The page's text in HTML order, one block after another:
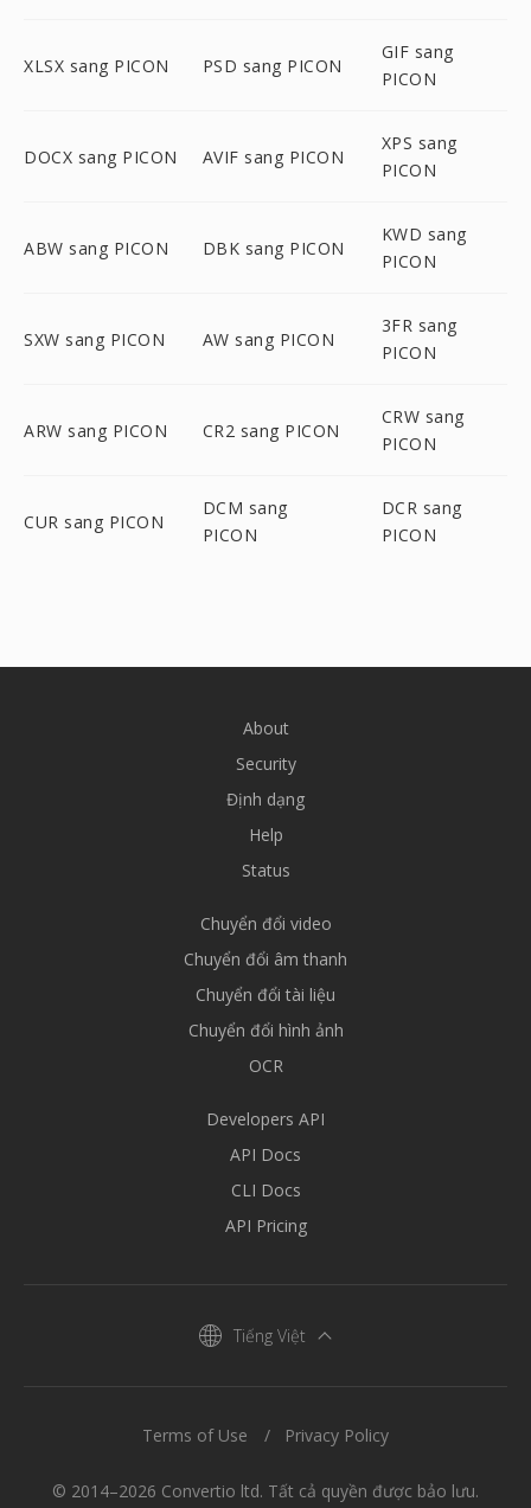
XLSX sang PICON PSD sang PICON
GIF sang
PICON
DOCX sang PICON AVIF sang PICON
XPS sang
PICON
ABW sang PICON DBK sang PICON
KWD sang
PICON
SXW sang PICON AW sang PICON
3FR sang
PICON
ARW sang PICON CR2 sang PICON
CRW sang
PICON
CUR sang PICON
DCM sang
PICON
DCR sang
PICON
About
Security
Định dạng
Help
Status
Chuyển đổi video
Chuyển đổi âm thanh
Chuyển đổi tài liệu
Chuyển đổi hình ảnh
OCR
Developers API
API Docs
CLI Docs
API Pricing
Tiếng Việt
© 2014–2026 Convertio ltd. Tất cả quyền được bảo lưu.
Terms of Use Privacy Policy